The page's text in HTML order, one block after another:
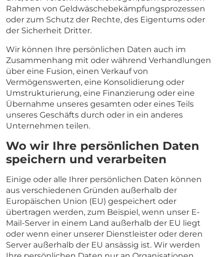
Rahmen von Geldwäschebekämpfungsprozessen
oder zum Schutz der Rechte, des Eigentums oder
der Sicherheit Dritter.
Wir können Ihre persönlichen Daten auch im
Zusammenhang mit oder während Verhandlungen
über eine Fusion, einen Verkauf von
Vermögenswerten, eine Konsolidierung oder
Umstrukturierung, eine Finanzierung oder eine
Übernahme unseres gesamten oder eines Teils
unseres Geschäfts durch oder in ein anderes
Unternehmen teilen.
Wo wir Ihre persönlichen Daten
speichern und verarbeiten
Einige oder alle Ihrer persönlichen Daten können
aus verschiedenen Gründen außerhalb der
Europäischen Union (EU) gespeichert oder
übertragen werden, zum Beispiel, wenn unser E-
Mail-Server in einem Land außerhalb der EU liegt
oder wenn einer unserer Dienstleister oder deren
Server außerhalb der EU ansässig ist. Wir werden